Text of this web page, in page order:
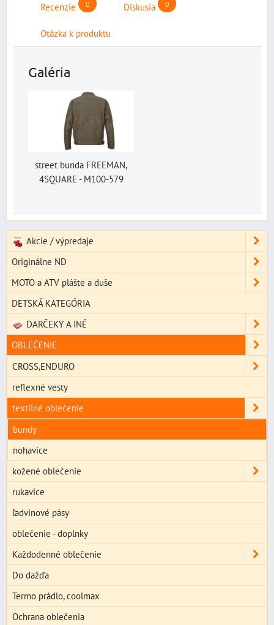
Recenzie 0 Diskusia 0
Otázka k produktu
Galéria
street bunda FREEMAN,
4SQUARE - M100-579
Akcie / výpredaje
Originálne ND
MOTO a ATV plášte a duše
DETSKÁ KATEGÓRIA
DARČEKY A INÉ
OBLEČENIE
CROSS,ENDURO
reflexné vesty
textilné oblečenie
bundy
nohavice
kožené oblečenie
rukavice
ľadvinové pásy
oblečenie - doplnky
Každodenné oblečenie
Do dažďa
Termo prádlo, coolmax
Ochrana oblečenia